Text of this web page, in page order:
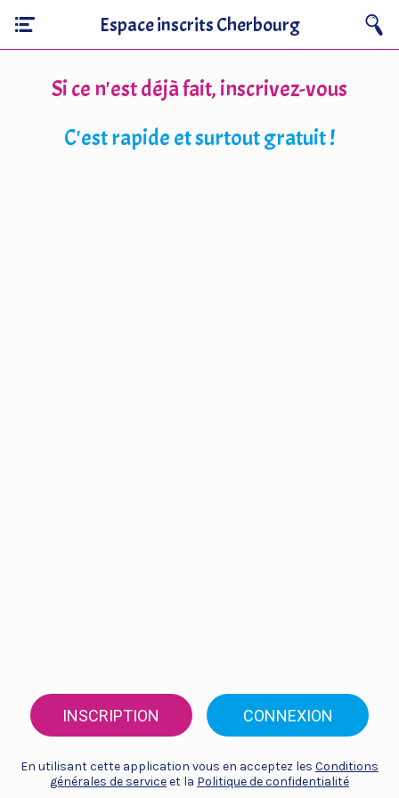
Espace inscrits Cherbourg
Si ce n'est déjà fait, inscrivez-vous
C'est rapide et surtout gratuit !
INSCRIPTION CONNEXION
En utilisant cette application vous en acceptez les Conditions
générales de serviceet la Politique de confidentialité